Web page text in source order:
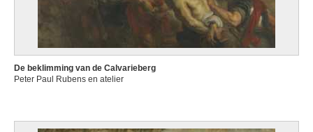
De beklimming van de Calvarieberg
Peter Paul Rubens en atelier